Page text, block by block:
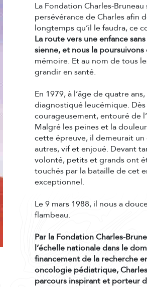
La Fondation Charles-Bruneau
persévérance de Charles afin
longtemps qu’il le faudra, ce
La route vers une enfance
sienne, et nous la poursuivons
mémoire. Et au nom de tous
grandir en santé.
En 1979, à l’âge de quatre
diagnostiqué leucémique. Dès
courageusement, entouré de
Malgré les peines et la
cette épreuve, il demeurait
autres, vif et enjoué. Devant
volonté, petits et grands ont
touchés par la bataille de cet
exceptionnel.
Le 9 mars 1988, il nous a
flambeau.
Par la Fondation Charles-
l’échelle nationale dans le
financement de la recherche
oncologie pédiatrique,
parcours inspirant et porteur